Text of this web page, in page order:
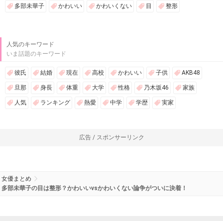
多部未華子 かわいい かわいくない 目 整形
人気のキーワード
いま話題のキーワード
彼氏 結婚 現在 高校 かわいい 子供 AKB48
旦那 身長 体重 大学 性格 乃木坂46 家族
人気 ランキング 熱愛 中学 学歴 実家
広告 / スポンサーリンク
女優まとめ
多部未華子の目は整形？かわいいvsかわいくない論争がついに決着！